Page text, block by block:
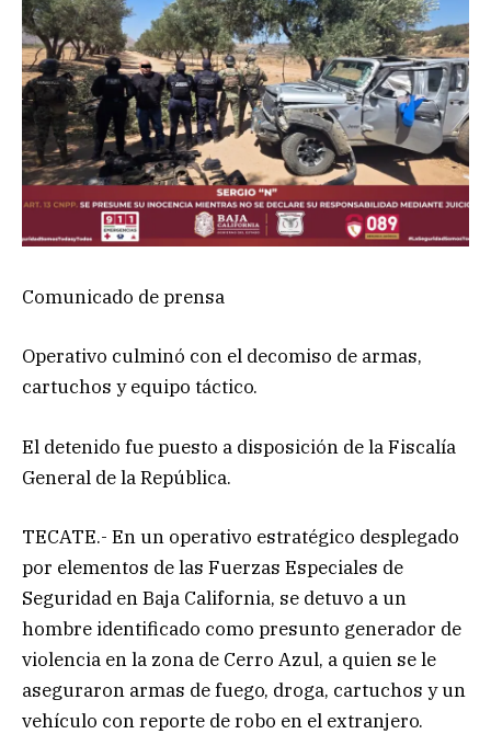
Comunicado de prensa
Operativo culminó con el decomiso de armas,
cartuchos y equipo táctico.
El detenido fue puesto a disposición de la Fiscalía
General de la República.
TECATE.- En un operativo estratégico desplegado
por elementos de las Fuerzas Especiales de
Seguridad en Baja California, se detuvo a un
hombre identificado como presunto generador de
violencia en la zona de Cerro Azul, a quien se le
aseguraron armas de fuego, droga, cartuchos y un
vehículo con reporte de robo en el extranjero.